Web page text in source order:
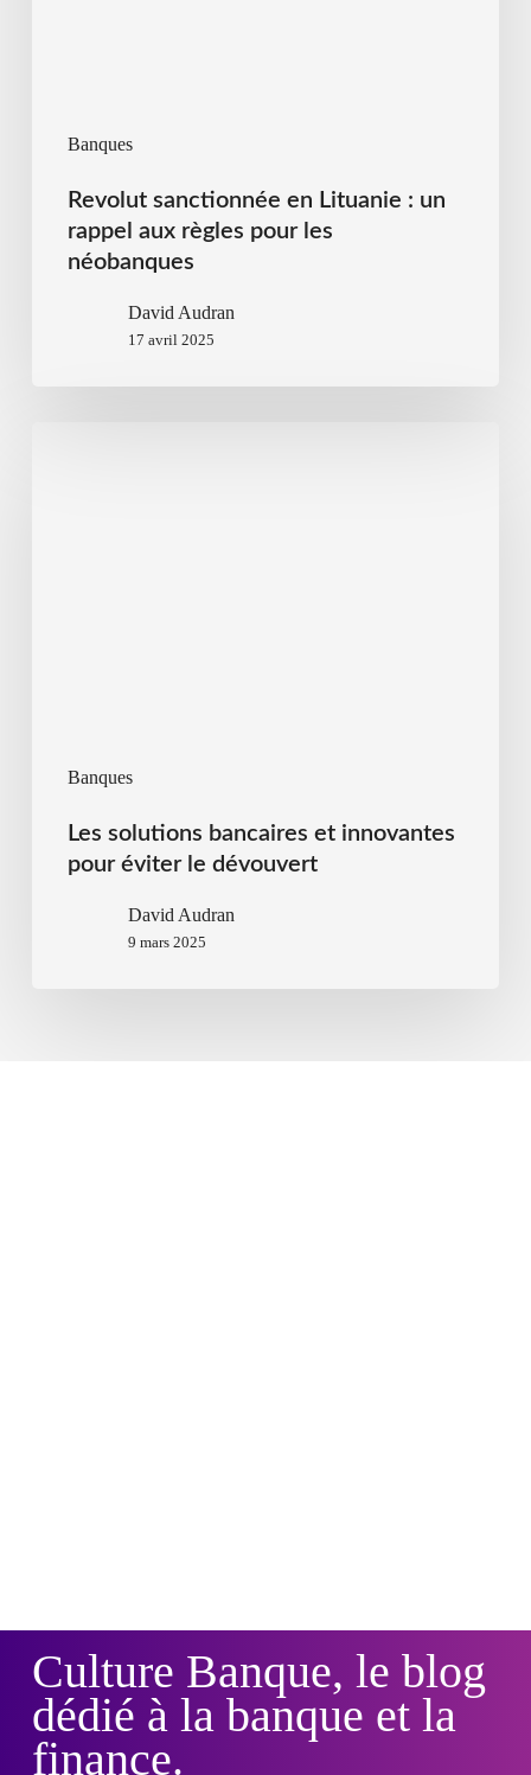
Banques
Revolut sanctionnée en Lituanie : un
rappel aux règles pour les
néobanques
David Audran
17 avril 2025
Banques
Les solutions bancaires et innovantes
pour éviter le dévouvert
David Audran
9 mars 2025
Culture Banque, le blog
dédié à la banque et la
finance.